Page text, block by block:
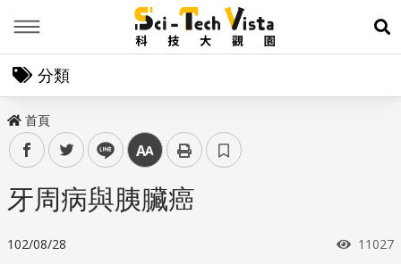
展
分類
首頁
facebooktwitter line 中
牙周病與胰臟癌
102/08/28 瀏覽次
11027